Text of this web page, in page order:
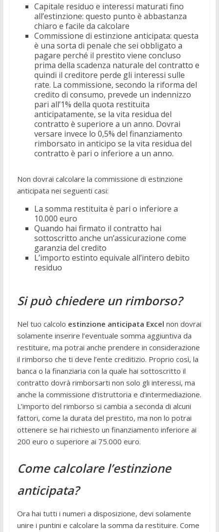
Capitale residuo e interessi maturati fino
all’estinzione: questo punto è abbastanza
chiaro e facile da calcolare
Commissione di estinzione anticipata: questa
è una sorta di penale che sei obbligato a
pagare perché il prestito viene concluso
prima della scadenza naturale del contratto e
quindi il creditore perde gli interessi sulle
rate. La commissione, secondo la riforma del
credito di consumo, prevede un indennizzo
pari all’1% della quota restituita
anticipatamente, se la vita residua del
contratto è superiore a un anno. Dovrai
versare invece lo 0,5% del finanziamento
rimborsato in anticipo se la vita residua del
contratto è pari o inferiore a un anno.
Non dovrai calcolare la commissione di estinzione
anticipata nei seguenti casi:
La somma restituita è pari o inferiore a
10.000 euro
Quando hai firmato il contratto hai
sottoscritto anche un’assicurazione come
garanzia del credito
L’importo estinto equivale all’intero debito
residuo
Si può chiedere un rimborso?
Nel tuo calcolo estinzione anticipata Excel non dovrai
solamente inserire l’eventuale somma aggiuntiva da
restituire, ma potrai anche prendere in considerazione
il rimborso che ti deve l’ente creditizio. Proprio così, la
banca o la finanziaria con la quale hai sottoscritto il
contratto dovrà rimborsarti non solo gli interessi, ma
anche la commissione d’istruttoria e d’intermediazione.
L’importo del rimborso si cambia a seconda di alcuni
fattori, come la durata del prestito, ma non lo potrai
ottenere se hai richiesto un finanziamento inferiore ai
200 euro o superiore ai 75.000 euro.
Come calcolare l’estinzione
anticipata?
Ora hai tutti i numeri a disposizione, devi solamente
unire i puntini e calcolare la somma da restituire. Come